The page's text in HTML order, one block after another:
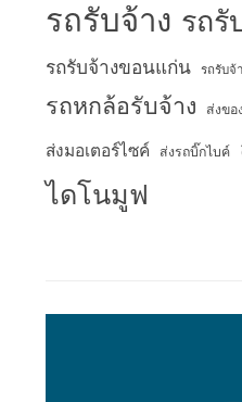
รถรับจ้าง รถรั
รถรับจ้างขอนแก่น รถรับจ้
รถหกล้อรับจ้าง ส่งข
ส่งมอเตอร์ไซค์ ส่งรถบิ๊กไบค์
ไดโนมูฟ